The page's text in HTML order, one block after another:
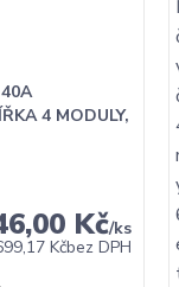
4 MODULY,
Kč/ks
Kčbez DPH